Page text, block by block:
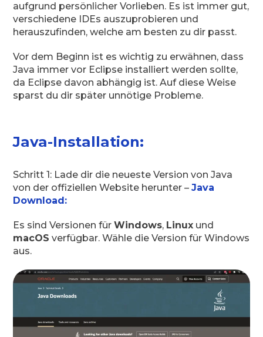
aufgrund persönlicher Vorlieben. Es ist immer gut,
verschiedene IDEs auszuprobieren und
herauszufinden, welche am besten zu dir passt.
Vor dem Beginn ist es wichtig zu erwähnen, dass
Java immer vor Eclipse installiert werden sollte,
da Eclipse davon abhängig ist. Auf diese Weise
sparst du dir später unnötige Probleme.
Java-Installation:
Schritt 1: Lade dir die neueste Version von Java
von der offiziellen Website herunter –Java
Download:
Es sind Versionen fürWindows, Linux und
macOS verfügbar. Wähle die Version für Windows
aus.